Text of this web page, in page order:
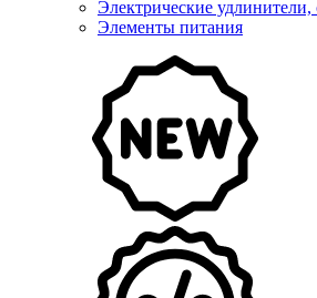
Электрические
Элементы питания